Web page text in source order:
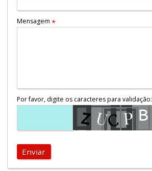
Mensagem *
Por favor, digite os caracteres para validação:
Enviar